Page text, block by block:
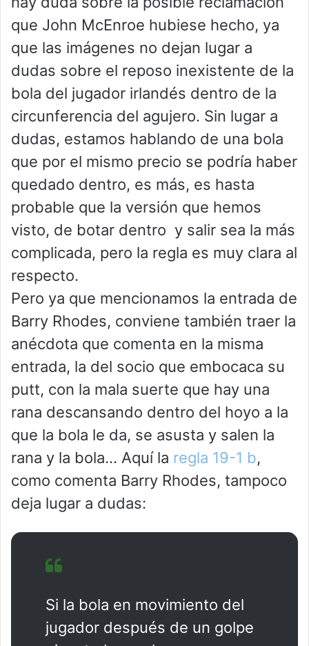
que John McEnroe hubiese hecho, ya
que las imágenes no dejan lugar a
dudas sobre el reposo inexistente de la
bola del jugador irlandés dentro de la
circunferencia del agujero. Sin lugar a
dudas, estamos hablando de una bola
que por el mismo precio se podría haber
quedado dentro, es más, es hasta
probable que la versión que hemos
visto, de botar dentro y salir sea la más
complicada, pero la regla es muy clara al
respecto.
Pero ya que mencionamos la entrada de
Barry Rhodes, conviene también traer la
anécdota que comenta en la misma
entrada, la del socio que embocaca su
putt, con la mala suerte que hay una
rana descansando dentro del hoyo a la
que la bola le da, se asusta y salen la
rana y la bola… Aquí la regla 19-1 b,
como comenta Barry Rhodes, tampoco
deja lugar a dudas:
Si la bola en movimiento del
jugador después de un golpe